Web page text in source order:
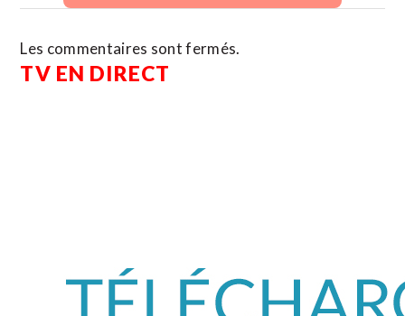
Les commentaires sont fermés.
TV EN DIRECT